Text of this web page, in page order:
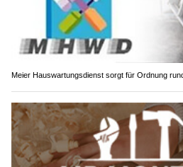
Meier Hauswartungsdienst sorgt für Ordnung